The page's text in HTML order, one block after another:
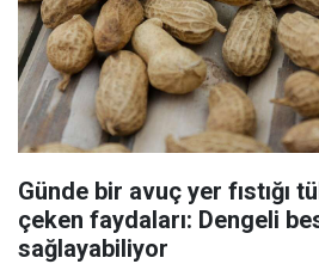
Günde bir avuç yer fıstığı
çeken faydaları: Dengeli
sağlayabiliyor